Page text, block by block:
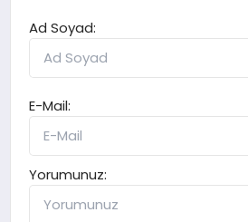
Ad Soyad:
E-Mail:
Yorumunuz: